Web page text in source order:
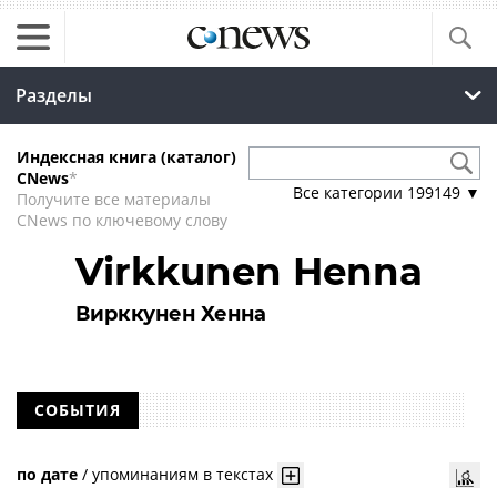
Разделы
Индексная книга (каталог)
CNews*
Получите все материалы
CNews по ключевому слову
Все категории 199149 ▼
Virkkunen Henna
Вирккунен Хенна
СОБЫТИЯ
по дате / упоминаниям в текстах